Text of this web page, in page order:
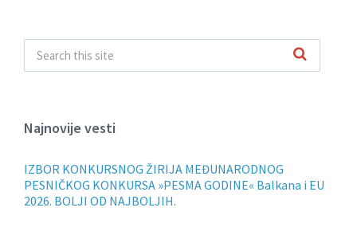
Najnovije vesti
IZBOR KONKURSNOG ŽIRIJA MEĐUNARODNOG
PESNIČKOG KONKURSA »PESMA GODINE« Balkana i EU
2026. BOLJI OD NAJBOLJIH.